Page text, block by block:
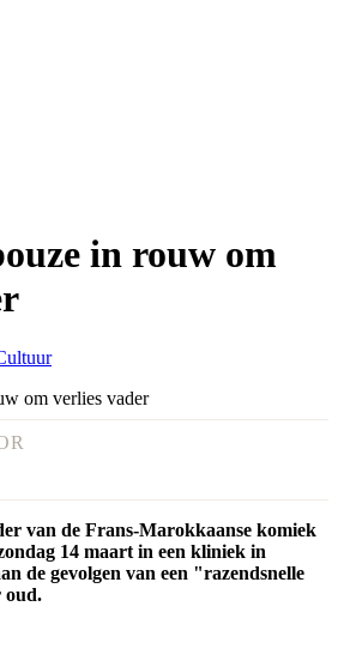
in rouw om
van de Frans-Marokkaanse komiek
14 maart in een kliniek in
de gevolgen van een "razendsnelle
oud.